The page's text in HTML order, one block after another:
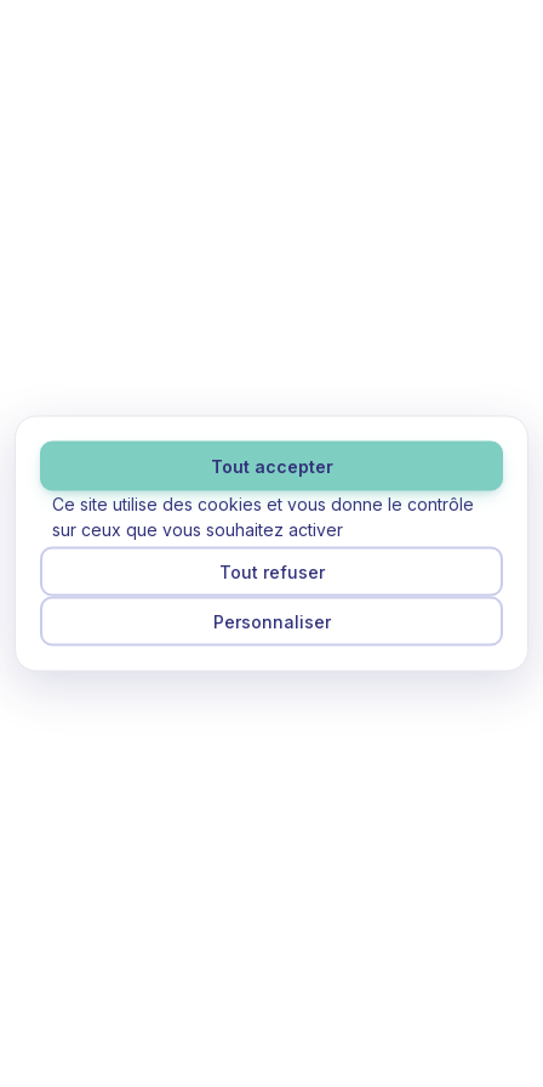
Ce site utilise des cookies et vous donne le contrôle
sur ceux que vous souhaitez activer
Tout accepter
Tout refuser
Personnaliser